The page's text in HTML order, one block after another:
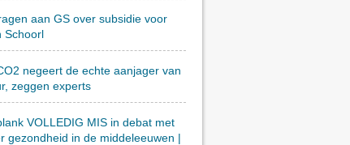
aan GS over subsidie voor
Schoorl
negeert de echte aanjager van
zeggen experts
VOLLEDIG MIS in debat met
gezondheid in de middeleeuwen |